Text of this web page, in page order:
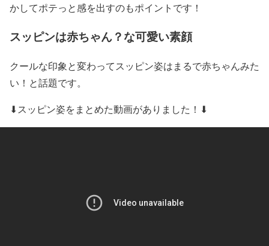
かしてポテっと感を出すのもポイントです！
スッピンは赤ちゃん？な可愛い素顔
クールな印象と変わってスッピン姿はまるで赤ちゃんみた
い！ と話題です。
⬇︎スッピン姿をまとめた動画がありました！⬇︎